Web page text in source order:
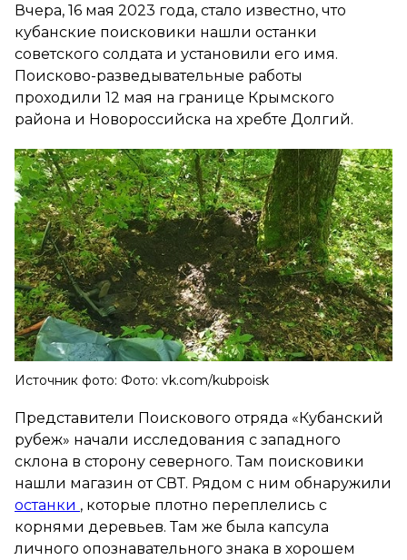
Вчера, 16 мая 2023 года, стало известно, что
кубанские поисковики нашли останки
советского солдата и установили его имя.
Поисково-разведывательные работы
проходили 12 мая на границе Крымского
района и Новороссийска на хребте Долгий.
Источник фото: Фото: vk.com/kubpoisk
Представители Поискового отряда «Кубанский
рубеж» начали исследования с западного
склона в сторону северного. Там поисковики
нашли магазин от СВТ. Рядом с ним обнаружили
останки , которые плотно переплелись с
корнями деревьев. Там же была капсула
личного опознавательного знака в хорошем